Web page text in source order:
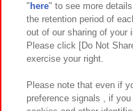
関連会社 サス
プライバシーポリシー
お取引先さまとと
カスタマーハラスメント対応
" here" to see more
the retention period of
out of our sharing of your
Please click [Do Not
exercise your right.
Please note that even if
preference signals , if